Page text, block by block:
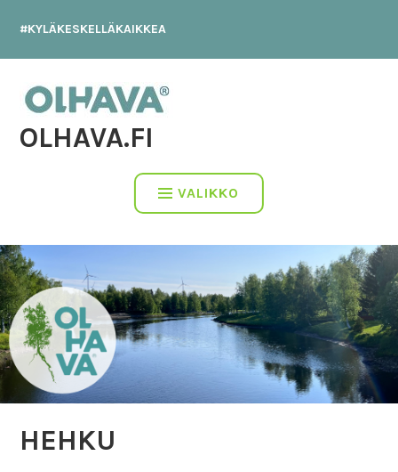
sisältöön
#KYLÄKESKELLÄKAIKKEA
OLHAVA.FI
VALIKKO
HEHKU